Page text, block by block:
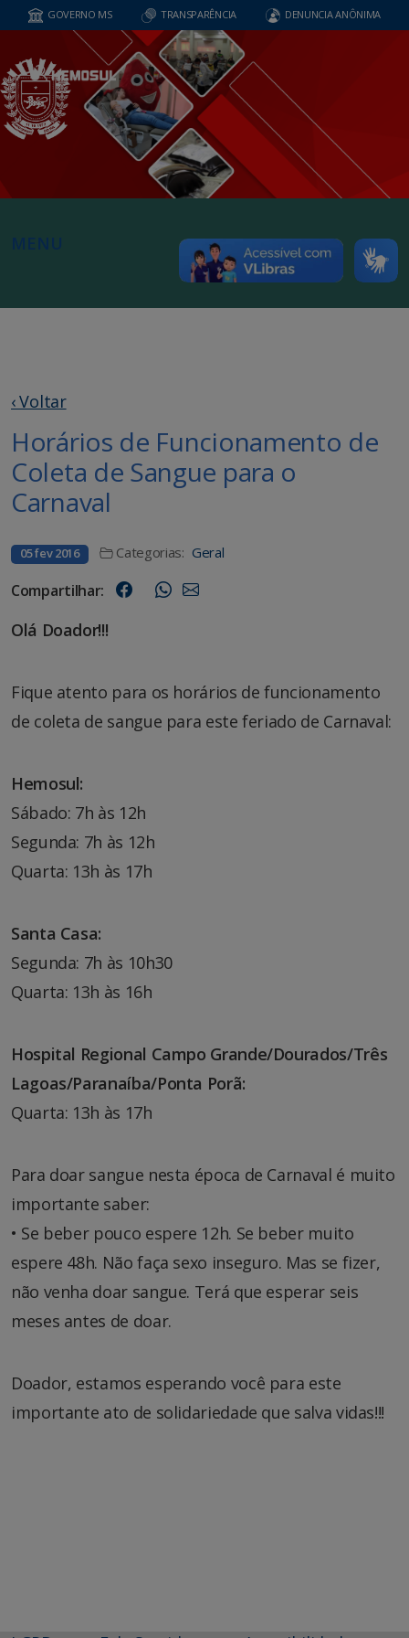
GOVERNO MS TRANSPARÊNCIA DENUNCIA ANÔNIMA
MENU
‹ Voltar
Horários de Funcionamento de
Coleta de Sangue para o
Carnaval
05 fev 2016 Categorias: Geral
Compartilhar:
Olá Doador!!!
Fique atento para os horários de funcionamento
de coleta de sangue para este feriado de Carnaval:
Hemosul:
Sábado: 7h às 12h
Segunda: 7h às 12h
Quarta: 13h às 17h
Santa Casa:
Segunda: 7h às 10h30
Quarta: 13h às 16h
Hospital Regional Campo Grande/Dourados/Três
Lagoas/Paranaíba/Ponta Porã:
Quarta: 13h às 17h
Para doar sangue nesta época de Carnaval é muito
importante saber:
• Se beber pouco espere 12h. Se beber muito
espere 48h. Não faça sexo inseguro. Mas se fizer,
não venha doar sangue. Terá que esperar seis
meses antes de doar.
Doador, estamos esperando você para este
importante ato de solidariedade que salva vidas!!!